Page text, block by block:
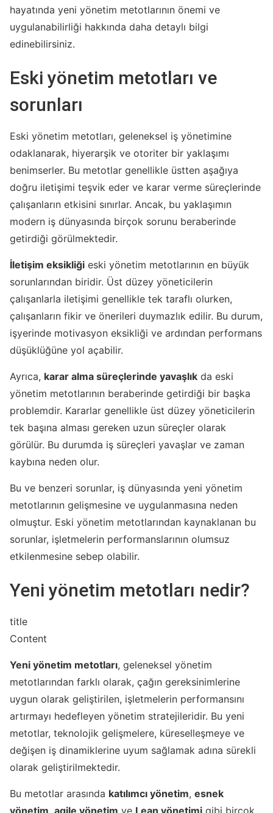
hayatında yeni yönetim metotlarının önemi ve
uygulanabilirliği hakkında daha detaylı bilgi
edinebilirsiniz.
Eski yönetim metotları ve
sorunları
Eski yönetim metotları, geleneksel iş yönetimine
odaklanarak, hiyerarşik ve otoriter bir yaklaşımı
benimserler. Bu metotlar genellikle üstten aşağıya
doğru iletişimi teşvik eder ve karar verme süreçlerinde
çalışanların etkisini sınırlar. Ancak, bu yaklaşımın
modern iş dünyasında birçok sorunu beraberinde
getirdiği görülmektedir.
İletişim eksikliği eski yönetim metotlarının en büyük
sorunlarından biridir. Üst düzey yöneticilerin
çalışanlarla iletişimi genellikle tek taraflı olurken,
çalışanların fikir ve önerileri duymazlık edilir. Bu durum,
işyerinde motivasyon eksikliği ve ardından performans
düşüklüğüne yol açabilir.
Ayrıca, karar alma süreçlerinde yavaşlık da eski
yönetim metotlarının beraberinde getirdiği bir başka
problemdir. Kararlar genellikle üst düzey yöneticilerin
tek başına alması gereken uzun süreçler olarak
görülür. Bu durumda iş süreçleri yavaşlar ve zaman
kaybına neden olur.
Bu ve benzeri sorunlar, iş dünyasında yeni yönetim
metotlarının gelişmesine ve uygulanmasına neden
olmuştur. Eski yönetim metotlarından kaynaklanan bu
sorunlar, işletmelerin performanslarının olumsuz
etkilenmesine sebep olabilir.
Yeni yönetim metotları nedir?
title
Content
Yeni yönetim metotları, geleneksel yönetim
metotlarından farklı olarak, çağın gereksinimlerine
uygun olarak geliştirilen, işletmelerin performansını
artırmayı hedefleyen yönetim stratejileridir. Bu yeni
metotlar, teknolojik gelişmelere, küreselleşmeye ve
değişen iş dinamiklerine uyum sağlamak adına sürekli
olarak geliştirilmektedir.
Bu metotlar arasında katılımcı yönetim, esnek
yönetim agile yönetim ve Lean yönetimi gibi birçok